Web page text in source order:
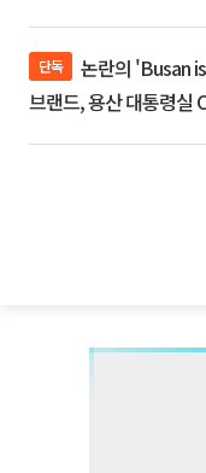
단독
브랜드, 용산 대통령실